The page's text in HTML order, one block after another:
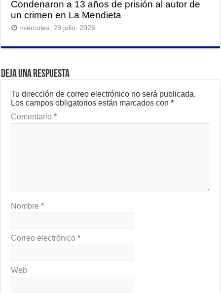
Condenaron a 13 años de prisión al autor de
un crimen en La Mendieta
miércoles, 29 julio, 2026
Deja una respuesta
Tu dirección de correo electrónico no será publicada.
Los campos obligatorios están marcados con*
Comentario*
Nombre*
Correo electrónico*
Web